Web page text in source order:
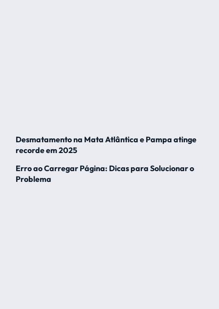
Desmatamento na Mata Atlântica e Pampa atinge
recorde em 2025
Erro ao Carregar Página: Dicas para Solucionar o
Problema